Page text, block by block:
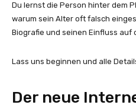
Du lernst die Person hinter dem
warum sein Alter oft falsch
Biografie und seinen Einfluss auf
Lass uns beginnen und alle
Der neue